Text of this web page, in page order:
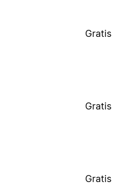
Gratis
Gratis
Gratis